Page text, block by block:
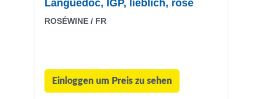
Languedoc, IGP, lieblich, rosé
ROSÉWINE / FR
Einloggen um Preis zu sehen